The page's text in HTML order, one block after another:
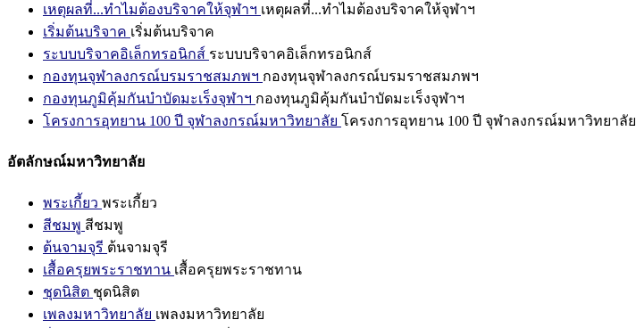
เหตุผลที่...ทำไมต้องบริจาคให้จุฬาฯ เหตุผลที่...ทำไมต้องบริจาคให้จุฬาฯ
เริ่มต้นบริจาค เริ่มต้นบริจาค
ระบบบริจาคอิเล็กทรอนิกส์ ระบบบริจาคอิเล็กทรอนิกส์
กองทุนจุฬาลงกรณ์บรมราชสมภพฯ กองทุนจุฬาลงกรณ์บรมราชสมภพฯ
กองทุนภูมิคุ้มกันบำบัดมะเร็งจุฬาฯ กองทุนภูมิคุ้มกันบำบัดมะเร็งจุฬาฯ
โครงการอุทยาน 100 ปี จุฬาลงกรณ์มหาวิทยาลัย โครงการอุทยาน 100 ปี จุฬาลงกรณ์มหาวิทยาลัย
อัตลักษณ์มหาวิทยาลัย
พระเกี้ยว พระเกี้ยว
สีชมพู สีชมพู
ต้นจามจุรี ต้นจามจุรี
เสื้อครุยพระราชทาน เสื้อครุยพระราชทาน
ชุดนิสิต ชุดนิสิต
เพลงมหาวิทยาลัย เพลงมหาวิทยาลัย